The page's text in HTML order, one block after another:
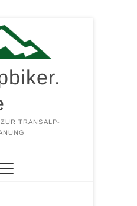
TRANSALP-